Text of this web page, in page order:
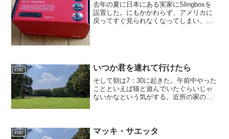
去年の夏に日本にある実家にSlingboxを
設置した。にもかかわらず、アメリカに
戻ってすぐ見られなくなってしまい、ほ
日紀 いつか君を連れて行けたら
そして朝は7：30に起きた。午前中やった
ことといえば猫と遊んでいたぐらいじゃ
ないかなという気がする。近所の家の猫
がたくさんついた。後で...
日紀 マッキ・サエッタ